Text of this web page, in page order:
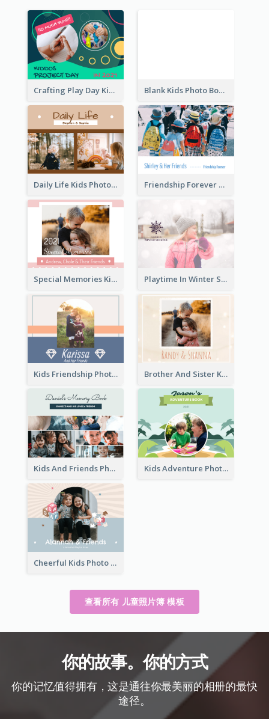
Crafting Play Day Kids Photo Book Blank Kids Photo Book
Daily Life Kids Photo Book Friendship Forever Photo Book
Special Memories Kids Photo Book Playtime In Winter Solstice Kids Photobook
Kids Friendship Photo Book Brother And Sister Kids Photo Book
Kids And Friends Photo Book Kids Adventure Photo Book
Cheerful Kids Photo Book
查看所有 儿童照片簿 模板
你的故事。你的方式
你的记忆值得拥有，这是通往你最美丽的相册的最快
途径。